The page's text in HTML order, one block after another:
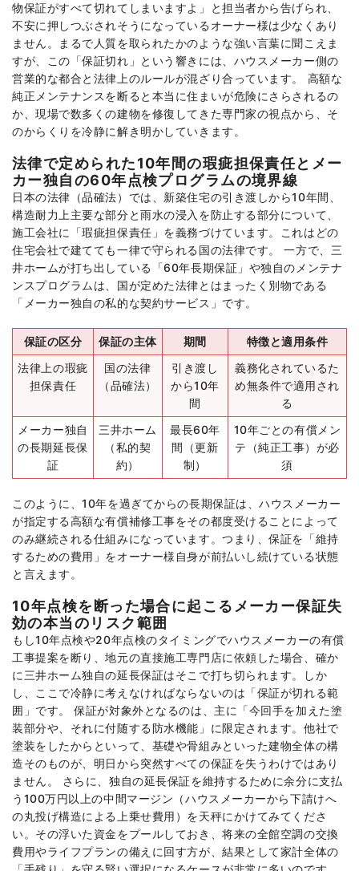
物保証がすべて切れてしまいますよ」と担当者から告げられ、
不安に押しつぶされそうになっているオーナー様は少なくあり
ません。まるで人質を取られたかのような強い言葉に聞こえま
すが、この「保証切れ」という響きには、ハウスメーカー側の
営業的な都合と法律上のルールが混ざり合っています。 高額な
純正メンテナンスを断ると本当に住まいが危険にさらされるの
か、現場で数多くの建物を修復してきた専門家の視点から、そ
のからくりを冷静に解き明かしていきます。
法律で定められた10年間の瑕疵担保責任とメー
カー独自の60年点検プログラムの境界線
日本の法律（品確法）では、新築住宅の引き渡しから10年間、
構造耐力上主要な部分と雨水の浸入を防止する部分について、
施工会社に「瑕疵担保責任」を義務づけています。これはどの
住宅会社で建てても一律で守られる国の法律です。 一方で、三
井ホームが打ち出している「60年長期保証」や独自のメンテナ
ンスプログラムは、国が定めた法律とはまったく別物である
「メーカー独自の私的な契約サービス」です。
保証の区分 保証の主体 期間
特徴と適用条件
法律上の瑕疵
担保責任
国の法律
（品確法）
引き渡し
から10年
間
義務化されているた
め無条件で適用され
る
メーカー独自
の長期延長保
証
三井ホーム
（私的契
約）
最長60年
間（更新
制）
10年ごとの有償メン
テ（純正工事）が必
須
このように、10年を過ぎてからの長期保証は、ハウスメーカー
が指定する高額な有償補修工事をその都度受けることによって
のみ継続される仕組みになっています。つまり、保証を「維持
するための費用」をオーナー様自身が前払いし続けている状態
と言えます。
10年点検を断った場合に起こるメーカー保証失
効の本当のリスク範囲
もし10年点検や20年点検のタイミングでハウスメーカーの有償
工事提案を断り、地元の直接施工専門店に依頼した場合、確か
に三井ホーム独自の延長保証はそこで打ち切られます。しか
し、ここで冷静に考えなければならないのは「保証が切れる範
囲」です。 保証が対象外となるのは、主に「今回手を加えた塗
装部分や、それに付随する防水機能」に限定されます。他社で
塗装をしたからといって、基礎や骨組みといった建物全体の構
造そのものが、明日から突然すべての保証を失うわけではあり
ません。 さらに、独自の延長保証を維持するために余分に支払
う100万円以上の中間マージン（ハウスメーカーから下請けへ
の丸投げ構造による上乗せ費用）を天秤にかけてみてくださ
い。その浮いた資金をプールしておき、将来の全館空調の交換
費用やライフプランの備えに回す方が、結果として家計全体の